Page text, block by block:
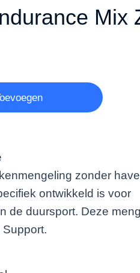
Mix
zonder
ontwikkeld is voor
de duursport. Deze